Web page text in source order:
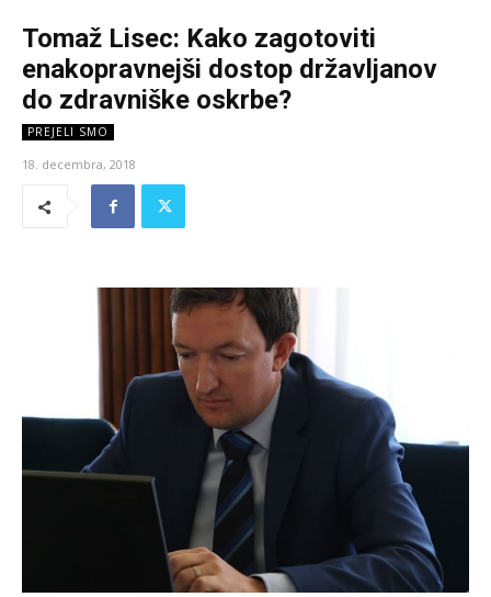
Tomaž Lisec: Kako zagotoviti
enakopravnejši dostop državljanov
do zdravniške oskrbe?
PREJELI SMO
18. decembra, 2018